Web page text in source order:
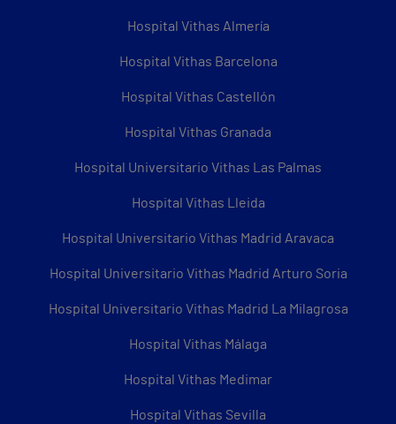
Hospital Vithas Almería
Hospital Vithas Barcelona
Hospital Vithas Castellón
Hospital Vithas Granada
Hospital Universitario Vithas Las Palmas
Hospital Vithas Lleida
Hospital Universitario Vithas Madrid Aravaca
Hospital Universitario Vithas Madrid Arturo Soria
Hospital Universitario Vithas Madrid La Milagrosa
Hospital Vithas Málaga
Hospital Vithas Medimar
Hospital Vithas Sevilla